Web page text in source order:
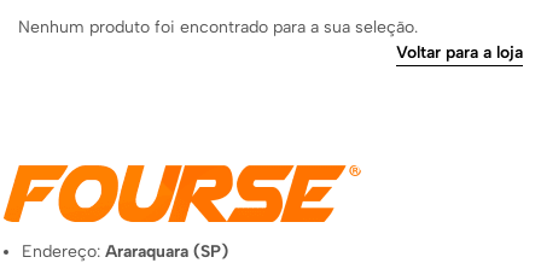
Nenhum produto foi encontrado para a sua seleção.
Voltar para a loja
Endereço:Araraquara (SP)